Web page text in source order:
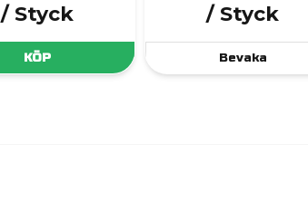
/ Styck
KÖP
/ Styck
Bevaka